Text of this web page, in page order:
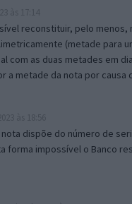
reconstituir, pelo menos,
(metade para
com as duas metades em
a metade da nota por causa
dispõe do número de
forma impossível o Banco